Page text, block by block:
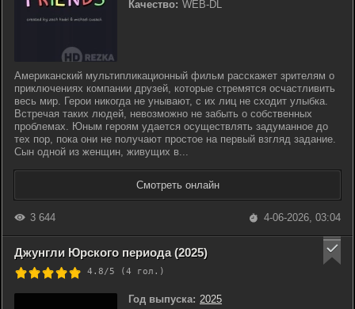
Качество: WEB-DL
Американский мультипликационный фильм расскажет зрителям о
приключениях компании друзей, которые стремятся осчастливить
весь мир. Герои никогда не унывают, с их лиц не сходит улыбка.
Встречая таких людей, невозможно не забыть о собственных
проблемах. Юным героям удается осуществлять задуманное до
тех пор, пока они не получают простое на первый взгляд задание.
Сын одной из женщин, живущих в...
Смотреть онлайн
3 644 4-06-2026, 03:04
Джунгли Юрского периода (2025)
4.8/5 (4 гол.)
Год выпуска: 2025